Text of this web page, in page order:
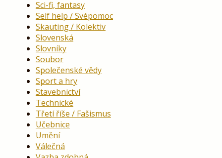
Sci-fi, fantasy
Self help / Svépomoc
Skauting / Kolektiv
Slovenská
Slovníky
Soubor
Společenské vědy
Sport a hry
Stavebnictví
Technické
Třetí říše / Fašismus
Učebnice
Umění
Válečná